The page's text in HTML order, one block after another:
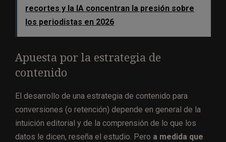
recortes y la IA concentran la presión sobre
los periodistas en 2026
Apuesta por la estrategia de
contenido
El desarrollo de una estrategia de contenido para
conversiones (o retención) depende en general de la
intuición editorial y de la comprensión de lo que los
datos le dicen, reseña el estudio. Pero a medida que